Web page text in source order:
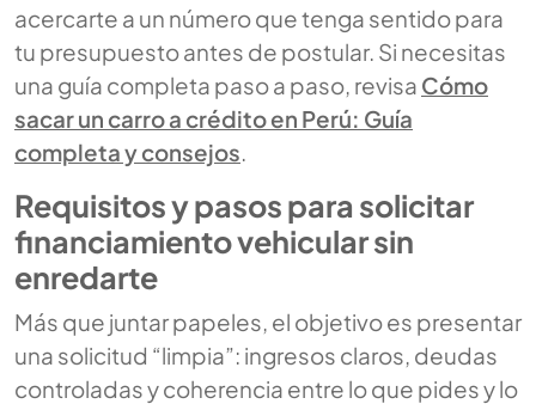
acercarte a un número que tenga sentido para
tu presupuesto antes de postular. Si necesitas
una guía completa paso a paso, revisa Cómo
sacar un carro a crédito en Perú: Guía
completa y consejos
Requisitos y pasos para solicitar
financiamiento vehicular sin
enredarte
Más que juntar papeles, el objetivo es presentar
una solicitud “limpia”: ingresos claros, deudas
controladas y coherencia entre lo que pides y lo